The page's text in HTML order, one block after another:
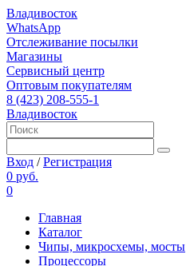
Владивосток
WhatsApp
Отслеживание посылки
Магазины
Сервисный центр
Оптовым покупателям
8 (423) 208-555-1
Владивосток
Вход /Регистрация
0 руб.
0
Главная
Каталог
Чипы, микросхемы, мосты
Процессоры